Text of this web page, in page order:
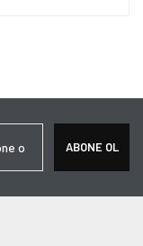
ABONE OL